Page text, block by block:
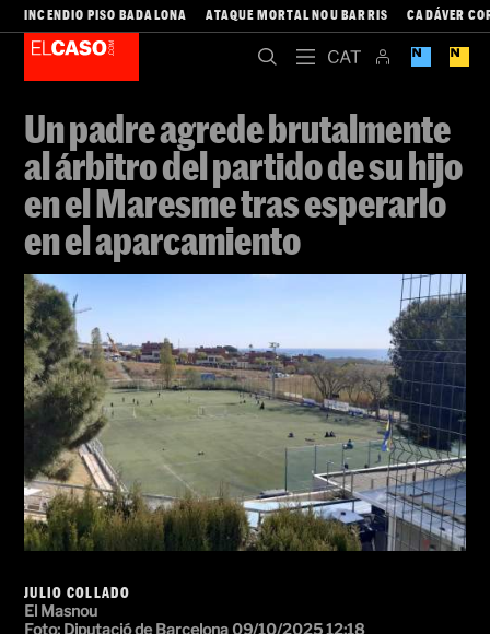
INCENDIO PISO BADALONA ATAQUE MORTAL NOU BARRIS CADÁVER
Un padre agrede brutalmente
al árbitro del partido de su hijo
en el Maresme tras esperarlo
en el aparcamiento
JULIO COLLADO
El Masnou
Foto: Diputació de Barcelona 09/10/2025 12:18